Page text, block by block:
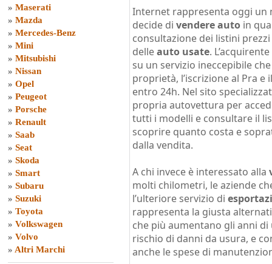
» Maserati
» Mazda
» Mercedes-Benz
» Mini
» Mitsubishi
» Nissan
» Opel
» Peugeot
» Porsche
» Renault
» Saab
» Seat
» Skoda
» Smart
» Subaru
» Suzuki
» Toyota
» Volkswagen
» Volvo
» Altri Marchi
Internet rappresenta oggi un
decide di vendere auto in
consultazione dei listini
delleauto usate.
su un servizio ineccepibile
proprietà, l’iscrizione al Pra
entro 24h. Nel sito
propria autovettura per
tutti i modelli e consultare il
scoprire quanto costa e
dalla vendita.
A chi invece è interessato alla
molti chilometri, le aziende
l’ulteriore servizio di
rappresenta la giusta
che più aumentano gli anni
rischio di danni da usura, e
anche le spese di